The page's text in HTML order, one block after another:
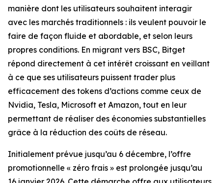
manière dont les utilisateurs souhaitent interagir
avec les marchés traditionnels : ils veulent pouvoir le
faire de façon fluide et abordable, et selon leurs
propres conditions. En migrant vers BSC, Bitget
répond directement à cet intérêt croissant en veillant
à ce que ses utilisateurs puissent trader plus
efficacement des tokens d’actions comme ceux de
Nvidia, Tesla, Microsoft et Amazon, tout en leur
permettant de réaliser des économies substantielles
grâce à la réduction des coûts de réseau.
Initialement prévue jusqu’au 6 décembre, l’offre
promotionnelle « zéro frais » est prolongée jusqu’au